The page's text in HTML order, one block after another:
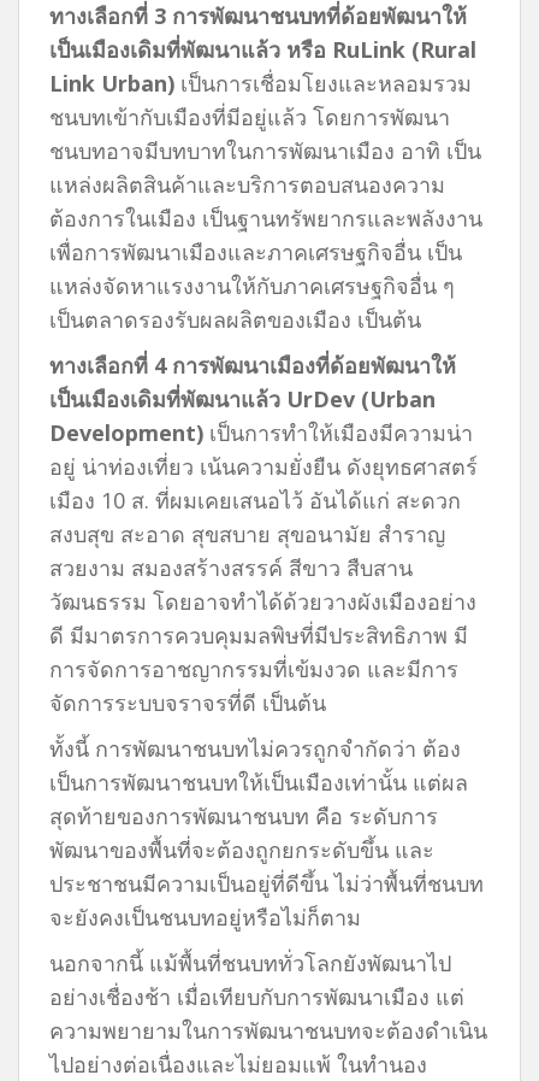
ทางเลือกที่ 3 การพัฒนาชนบทที่ด้อยพัฒนาให้
เป็นเมืองเดิมที่พัฒนาแล้ว หรือ RuLink (Rural
Link Urban) เป็นการเชื่อมโยงและหลอมรวม
ชนบทเข้ากับเมืองที่มีอยู่แล้ว โดยการพัฒนา
ชนบทอาจมีบทบาทในการพัฒนาเมือง อาทิ เป็น
แหล่งผลิตสินค้าและบริการตอบสนองความ
ต้องการในเมือง เป็นฐานทรัพยากรและพลังงาน
เพื่อการพัฒนาเมืองและภาคเศรษฐกิจอื่น เป็น
แหล่งจัดหาแรงงานให้กับภาคเศรษฐกิจอื่น ๆ
เป็นตลาดรองรับผลผลิตของเมือง เป็นต้น
ทางเลือกที่ 4 การพัฒนาเมืองที่ด้อยพัฒนาให้
เป็นเมืองเดิมที่พัฒนาแล้ว UrDev (Urban
Development) เป็นการทำให้เมืองมีความน่า
อยู่ น่าท่องเที่ยว เน้นความยั่งยืน ดังยุทธศาสตร์
เมือง 10 ส. ที่ผมเคยเสนอไว้ อันได้แก่ สะดวก
สงบสุข สะอาด สุขสบาย สุขอนามัย สำราญ
สวยงาม สมองสร้างสรรค์ สีขาว สืบสาน
วัฒนธรรม โดยอาจทำได้ด้วยวางผังเมืองอย่าง
ดี มีมาตรการควบคุมมลพิษที่มีประสิทธิภาพ มี
การจัดการอาชญากรรมที่เข้มงวด และมีการ
จัดการระบบจราจรที่ดี เป็นต้น
ทั้งนี้ การพัฒนาชนบทไม่ควรถูกจำกัดว่า ต้อง
เป็นการพัฒนาชนบทให้เป็นเมืองเท่านั้น แต่ผล
สุดท้ายของการพัฒนาชนบท คือ ระดับการ
พัฒนาของพื้นที่จะต้องถูกยกระดับขึ้น และ
ประชาชนมีความเป็นอยู่ที่ดีขึ้น ไม่ว่าพื้นที่ชนบท
จะยังคงเป็นชนบทอยู่หรือไม่ก็ตาม
นอกจากนี้ แม้พื้นที่ชนบททั่วโลกยังพัฒนาไป
อย่างเชื่องช้า เมื่อเทียบกับการพัฒนาเมือง แต่
ความพยายามในการพัฒนาชนบทจะต้องดำเนิน
ไปอย่างต่อเนื่องและไม่ยอมแพ้ ในทำนอง